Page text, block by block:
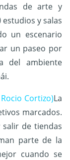
de arte y
estudios y salas
un escenario
un paseo por
del ambiente
Cortizo)La
marcados.
de tiendas
parte de la
cuando se